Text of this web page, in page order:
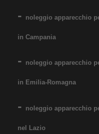
noleggio apparecchio
in Campania
noleggio apparecchio
in Emilia-Romagna
noleggio apparecchio
nel Lazio